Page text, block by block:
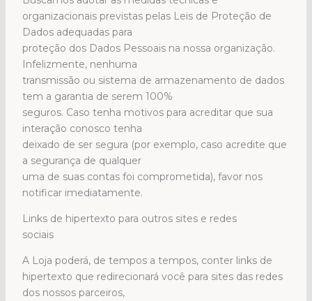
organizacionais previstas pelas Leis de Proteção de
Dados adequadas para
proteção dos Dados Pessoais na nossa organização.
Infelizmente, nenhuma
transmissão ou sistema de armazenamento de dados
tem a garantia de serem 100%
seguros. Caso tenha motivos para acreditar que sua
interação conosco tenha
deixado de ser segura (por exemplo, caso acredite que
a segurança de qualquer
uma de suas contas foi comprometida), favor nos
notificar imediatamente.
Links de hipertexto para outros sites e redes
sociais
A Loja poderá, de tempos a tempos, conter links de
hipertexto que redirecionará você para sites das redes
dos nossos parceiros,